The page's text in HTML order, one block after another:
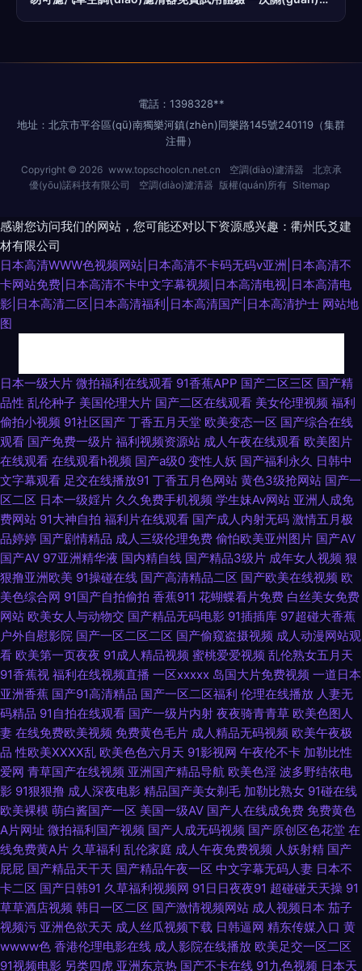
電話：1398328**
地址：北京市平谷區(qū)南獨樂河鎮(zhèn)同樂路145號240119（集群
注冊）
Copyright © 2026 www.topschoolcn.net.cn 空調(diào)濾清器
北京承
優(yōu)諾科技有限公司
空調(diào)濾清器 版權(quán)所有 Sitemap
感谢您访问我们的网站，您可能还对以下资源感兴趣：衢州氏爻建
材有限公司
日本高清WWW色视频网站|日本高清不卡码无码v亚洲|日本高清不
卡网站免费|日本高清不卡中文字幕视频|日本高清电视|日本高清电
影|日本高清二区|日本高清福利|日本高清国产|日本高清护士 网站地
图
美影院婷婷视频 欧美人妖人兽 欧美另类bdsm 免费看片91 久久精品视频网站
肏屄网站 91传媒国产吴梦梦 91工厂熟女露脸 大香蕉福利导航 91免费小视频
在线观看 国产成人精品一二三区 五月天综合色图 午夜福利院281 1024老司
机看片 91操美女 91av视频在线导航 中文字幕十六区 亚洲色图男人天堂Av
香蕉视频av麻烦 五月天成人导航 色交亚韩 日韩欧美爱爱 青草社区久久 97资
源共享 国产精品色 黑人无码一区 人妻福利95 日韩成人在线入口 日韩免费成
人黄色网址 欧美日在线 久久人妻视频 九一超碰网 精东91涩天堂 国产91在线
视频看看 国内黄色片 成人综合网站在线观看 豆花观频在线观看 91肏碰 大香
蕉92 wwwprontv6 97色色电影 91探花视频 91久色蝌蚪视频 91青草草 91精
东福利片 91秦先生在线 91官方视频在线看网页 91超碰久草牛牛 影音先锋每
日AV 一区二区成人 51黑料福利社在线 超碰色91 91官方视频网站 91尤物视
频网址在线 www2AV色图 www探花91 91在线看看 91在线观看视频 91在线
小视频 91视频导航在线观看 97视频欧美 91娱乐综合网 大香蕉综合色网 国产
精品超碰在线 乱子伦国产精品www 91福利网址 抖阴在线免费看 五月丁香福
日本一级大片 微拍福利在线观看 91香蕉APP 国产二区三区 国产精
品性 乱伦种子 美国伦理大片 国产二区在线观看 美女伦理视频 福利
偷拍小视频 91社区国产 丁香五月天堂 欧美变态一区 国产综合在线
观看 国产免费一级片 福利视频资源站 成人午夜在线观看 欧美图片
在线观看 在线观看h视频 国产a级0 变性人妖 国产福利永久 日韩中
文字幕观看 足交在线播放91 丁香五月色网站 黄色3级抢网站 国产一
区二区 日本一级婬片 久久免费手机视频 学生妹Av网站 亚洲人成免
费网站 91大神自拍 福利片在线观看 国产成人内射无码 激情五月极
品婷婷 国产剧情精品 成人三级伦理免费 偷怕欧美亚州图片 国产AV
国产AV 97亚洲精华液 国内精自线 国产精品3级片 成年女人视频 狠
狠撸亚洲欧美 91操碰在线 国产高清精品二区 国产欧美在线视频 欧
美色综合网 91国产自拍偷拍 香蕉911 花蝴蝶看片免费 白丝美女免费
网站 欧美女人与动物交 国产精品无码电影 91插插库 97超碰大香蕉
户外自慰影院 国产一区二区二区 国产偷窥盗摄视频 成人动漫网站观
看 欧美第一页夜夜 91成人精品视频 蜜桃爱爱视频 乱伦熟女五月天
91香蕉视 福利在线视频直播 一区xxxxx 岛国大片免费视频 一道日本
亚洲香蕉 国产91高清精品 国产一区二区福利 伦理在线播放 人妻无
码精品 91自拍在线观看 国产一级片内射 夜夜骑青青草 欧美色图人
妻 在线免费欧美视频 免费黄色毛片 成人精品无码视频 欧美午夜极
品 性欧美ⅩⅩⅩⅩ乱 欧美色色六月天 91影视网 午夜伦不卡 加勒比性
爱网 青草国产在线视频 亚洲国产精品导航 欧美色淫 波多野结依电
影 91狠狠撸 成人深夜电影 精品国产美女剃毛 加勒比熟女 91碰在线
欧美裸模 萌白酱国产一区 美国一级AV 国产人在线成免费 免费黄色
A片网址 微拍福利国产视频 国产人成无码视频 国产原创区色花堂 在
线免费黄A片 久草福利 乱伦家庭 成人午夜免费视频 人妖射精 国产
屁屁 国产精品天干天 国产精品午夜一区 中文字幕无码人妻 日本不
卡二区 国产日韩91 久草福利视频网 91日日夜夜91 超碰碰天天操 91
草草酒店视频 韩日一区二区 国产激情视频网站 成人视频日本 茄子
视频污 亚洲色欲天天 成人丝瓜视频下载 日韩逼网 精东传媒入口 黄
wwww色 香港伦理电影在线 成人影院在线播放 欧美足交一区二区
91视频电影 另类四虎 亚洲东京热 国产不卡在线 91九色视频 日本天